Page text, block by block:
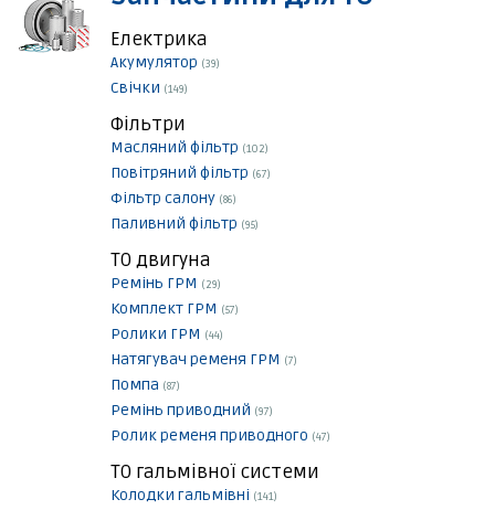
Електрика
Акумулятор (39)
Свічки (149)
Фільтри
Масляний фільтр (102)
Повітряний фільтр (67)
Фільтр салону (86)
Паливний фільтр (95)
ТО двигуна
Ремінь ГРМ (29)
Комплект ГРМ (57)
Ролики ГРМ (44)
Натягувач ременя ГРМ (7)
Помпа (87)
Ремінь приводний (97)
Ролик ременя приводного (47)
ТО гальмівної системи
Колодки гальмівні (141)